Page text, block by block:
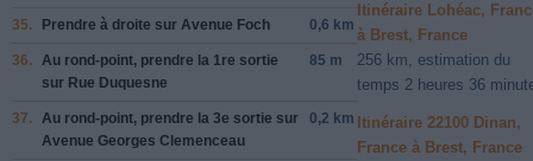
35. Prendre à droite sur Avenue Foch 0,6 km
36. Au rond-point, prendre la 1re sortie
sur Rue Duquesne
85 m
37. Au rond-point, prendre la 3e sortie sur
Avenue Georges Clemenceau
0,2 km
Itinéraire Lohéac,
à Brest, France
256 km, estimation du
temps 2 heures 36
Itinéraire 22100 Dinan,
France à Brest, France